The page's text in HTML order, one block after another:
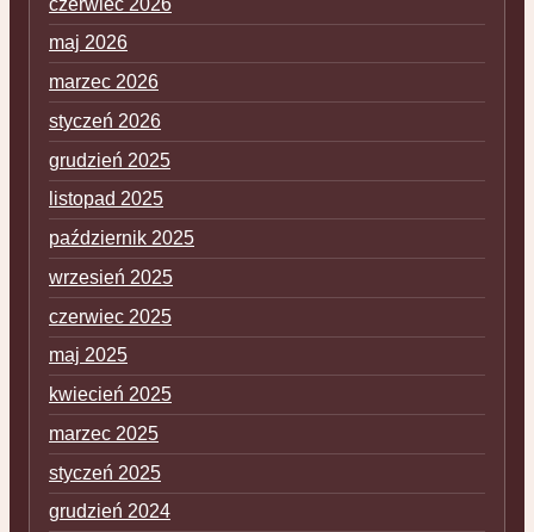
maj 2026
marzec 2026
styczeń 2026
grudzień 2025
listopad 2025
październik 2025
wrzesień 2025
czerwiec 2025
maj 2025
kwiecień 2025
marzec 2025
styczeń 2025
grudzień 2024